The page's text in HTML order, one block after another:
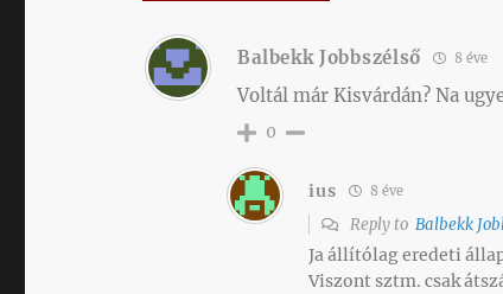
Balbekk Jobbszélső 8 éve
Voltál már Kisvárdán? Na
0
ius 8 éve
Reply toBalbekk
Ja állítólag eredeti
Viszont sztm. csak